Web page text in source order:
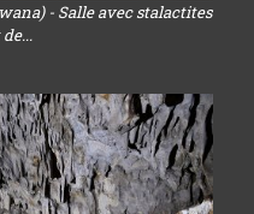
- Salle avec stalactites